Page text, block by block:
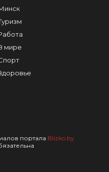
мире
портала Blizko.by